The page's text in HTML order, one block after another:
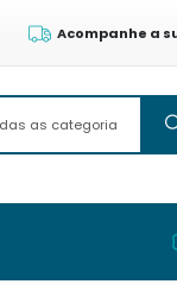
Acompanhe a